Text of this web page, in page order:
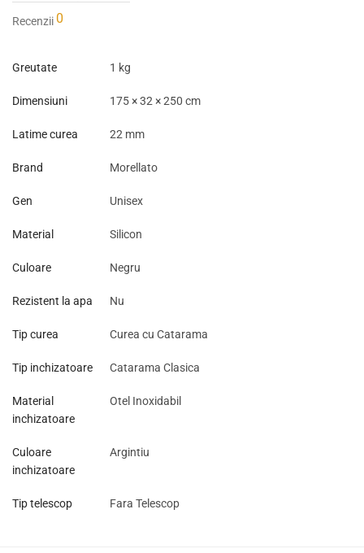
Recenzii 0
Greutate 1 kg
Dimensiuni 175 × 32 × 250 cm
Latime curea 22 mm
Brand Morellato
Gen Unisex
Material Silicon
Culoare Negru
Rezistent la apa Nu
Tip curea Curea cu Catarama
Tip inchizatoare Catarama Clasica
Material
inchizatoare
Otel Inoxidabil
Culoare
inchizatoare
Argintiu
Tip telescop Fara Telescop